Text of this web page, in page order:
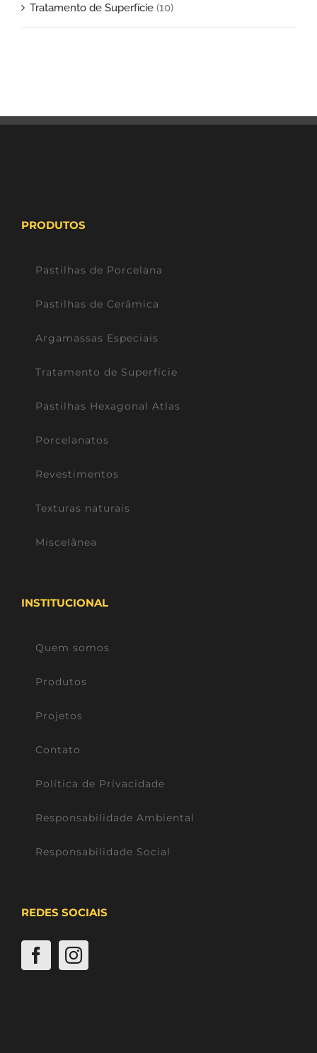
Tratamento de Superfície (10)
PRODUTOS
Pastilhas de Porcelana
Pastilhas de Cerâmica
Argamassas Especiais
Tratamento de Superfície
Pastilhas Hexagonal Atlas
Porcelanatos
Revestimentos
Texturas naturais
Miscelânea
INSTITUCIONAL
Quem somos
Produtos
Projetos
Contato
Política de Privacidade
Responsabilidade Ambiental
Responsabilidade Social
REDES SOCIAIS